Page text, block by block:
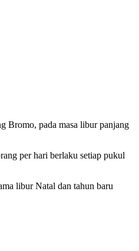
Bromo, pada masa libur panjang
per hari berlaku setiap pukul
libur Natal dan tahun baru